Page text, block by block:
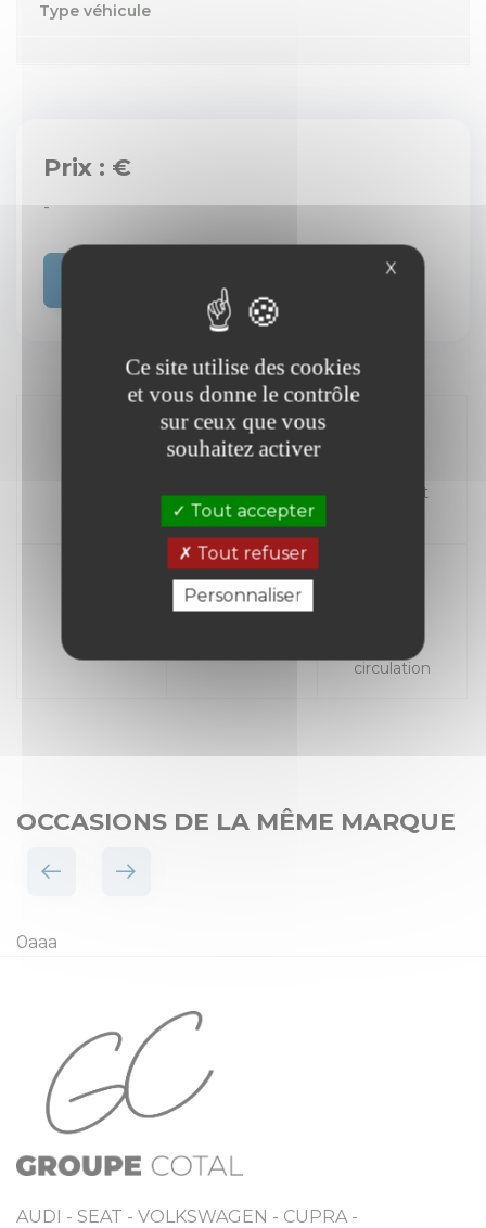
Type véhicule
Prix : €
-
Kilométrage Carburant
circulation
OCCASIONS DE LA MÊME MARQUE
0aaa
AUDI - SEAT - VOLKSWAGEN - CUPRA -
X
Ce site utilise des cookies
et vous donne le contrôle
sur ceux que vous
souhaitez activer
Tout accepter
Tout refuser
Personnaliser